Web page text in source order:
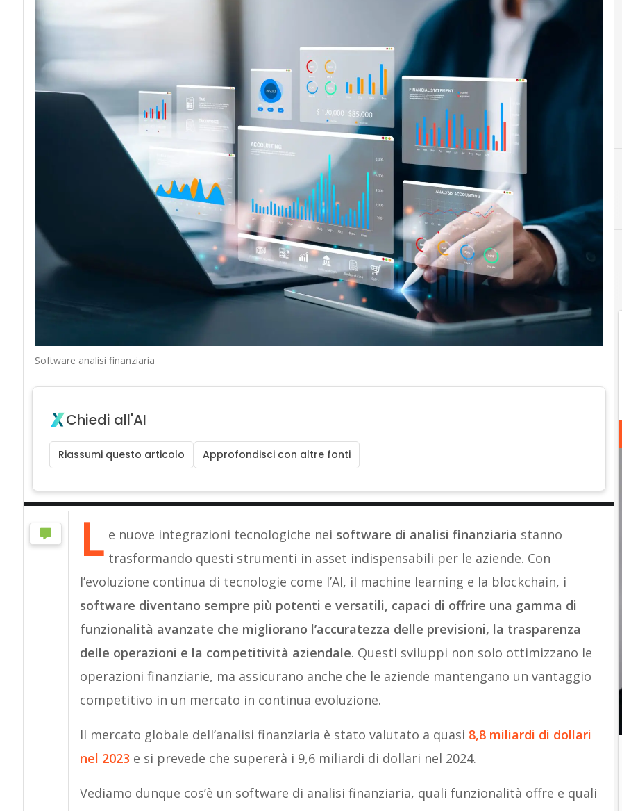
Software analisi finanziaria
Chiedi all'AI
Riassumi questo articolo Approfondisci con altre fonti
L e nuove integrazioni tecnologiche nei software di analisi finanziaria stanno
trasformando questi strumenti in asset indispensabili per le aziende. Con
l’evoluzione continua di tecnologie come l’AI, il machine learning e la blockchain, i
software diventano sempre più potenti e versatili, capaci di offrire una gamma di
funzionalità avanzate che migliorano l’accuratezza delle previsioni, la trasparenza
delle operazioni e la competitività aziendale. Questi sviluppi non solo ottimizzano le
operazioni finanziarie, ma assicurano anche che le aziende mantengano un vantaggio
competitivo in un mercato in continua evoluzione.
Il mercato globale dell’analisi finanziaria è stato valutato a quasi 8,8 miliardi di dollari
nel 2023 e si prevede che supererà i 9,6 miliardi di dollari nel 2024.
Vediamo dunque cos’è un software di analisi finanziaria, quali funzionalità offre e quali